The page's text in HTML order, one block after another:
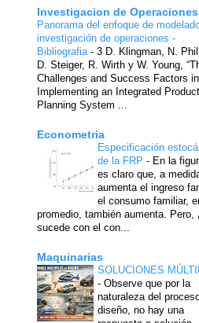
Investigacion de Operaciones
Panorama del enfoque de
investigación de operaciones -
Bibliografia - 3 D. Klingman, N.
D. Steiger, R. Wirth y W. Young,
Challenges and Success Factors in
Implementing an Integrated
Planning System ...
Econometria
Especificación
de la FRP - En la
es claro que, a
aumenta el ingreso
el consumo familiar,
promedio, también aumenta. Pero,
sucede con el con...
Maquinarias
SOLUCIONES
- Observe que por la
naturaleza del
diseño, no hay una